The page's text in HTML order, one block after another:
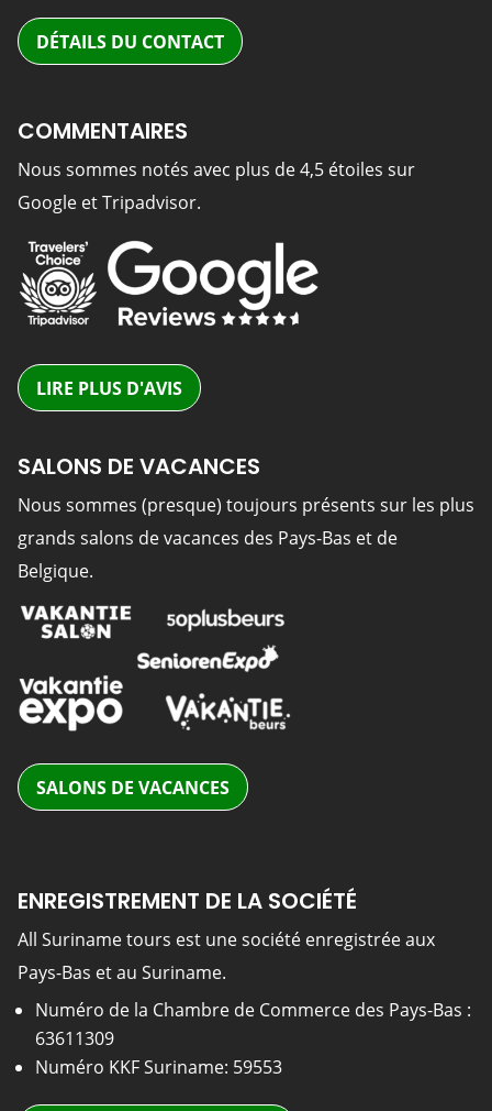
DÉTAILS DU CONTACT
COMMENTAIRES
Nous sommes notés avec plus de 4,5 étoiles sur
Google et Tripadvisor.
LIRE PLUS D'AVIS
SALONS DE VACANCES
Nous sommes (presque) toujours présents sur les plus
grands salons de vacances des Pays-Bas et de
Belgique.
SALONS DE VACANCES
ENREGISTREMENT DE LA SOCIÉTÉ
All Suriname tours est une société enregistrée aux
Pays-Bas et au Suriname.
Numéro de la Chambre de Commerce des Pays-Bas :
63611309
Numéro KKF Suriname: 59553